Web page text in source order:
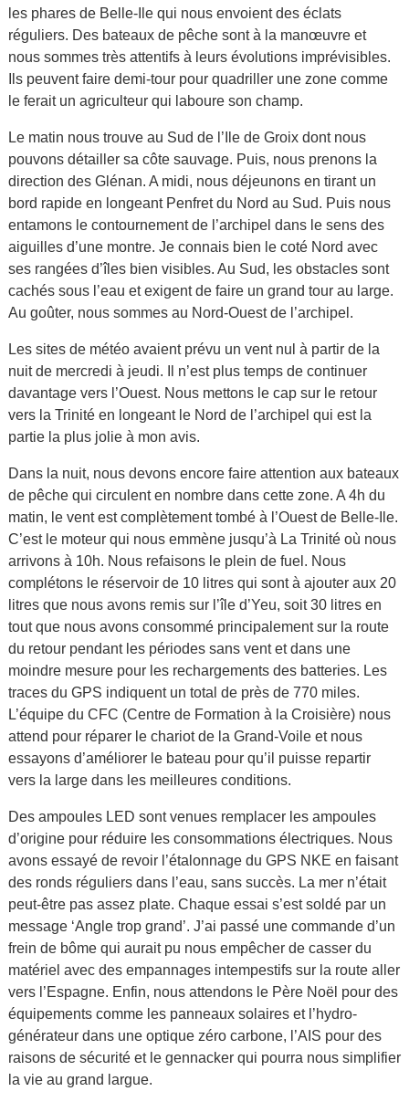
les phares de Belle-Ile qui nous envoient des éclats
réguliers. Des bateaux de pêche sont à la manœuvre et
nous sommes très attentifs à leurs évolutions imprévisibles.
Ils peuvent faire demi-tour pour quadriller une zone comme
le ferait un agriculteur qui laboure son champ.
Le matin nous trouve au Sud de l’Ile de Groix dont nous
pouvons détailler sa côte sauvage. Puis, nous prenons la
direction des Glénan. A midi, nous déjeunons en tirant un
bord rapide en longeant Penfret du Nord au Sud. Puis nous
entamons le contournement de l’archipel dans le sens des
aiguilles d’une montre. Je connais bien le coté Nord avec
ses rangées d’îles bien visibles. Au Sud, les obstacles sont
cachés sous l’eau et exigent de faire un grand tour au large.
Au goûter, nous sommes au Nord-Ouest de l’archipel.
Les sites de météo avaient prévu un vent nul à partir de la
nuit de mercredi à jeudi. Il n’est plus temps de continuer
davantage vers l’Ouest. Nous mettons le cap sur le retour
vers la Trinité en longeant le Nord de l’archipel qui est la
partie la plus jolie à mon avis.
Dans la nuit, nous devons encore faire attention aux bateaux
de pêche qui circulent en nombre dans cette zone. A 4h du
matin, le vent est complètement tombé à l’Ouest de Belle-Ile.
C’est le moteur qui nous emmène jusqu’à La Trinité où nous
arrivons à 10h. Nous refaisons le plein de fuel. Nous
complétons le réservoir de 10 litres qui sont à ajouter aux 20
litres que nous avons remis sur l’île d’Yeu, soit 30 litres en
tout que nous avons consommé principalement sur la route
du retour pendant les périodes sans vent et dans une
moindre mesure pour les rechargements des batteries. Les
traces du GPS indiquent un total de près de 770 miles.
L’équipe du CFC (Centre de Formation à la Croisière) nous
attend pour réparer le chariot de la Grand-Voile et nous
essayons d’améliorer le bateau pour qu’il puisse repartir
vers la large dans les meilleures conditions.
Des ampoules LED sont venues remplacer les ampoules
d’origine pour réduire les consommations électriques. Nous
avons essayé de revoir l’étalonnage du GPS NKE en faisant
des ronds réguliers dans l’eau, sans succès. La mer n’était
peut-être pas assez plate. Chaque essai s’est soldé par un
message ‘Angle trop grand’. J’ai passé une commande d’un
frein de bôme qui aurait pu nous empêcher de casser du
matériel avec des empannages intempestifs sur la route aller
vers l’Espagne. Enfin, nous attendons le Père Noël pour des
équipements comme les panneaux solaires et l’hydro-
générateur dans une optique zéro carbone, l’AIS pour des
raisons de sécurité et le gennacker qui pourra nous simplifier
la vie au grand largue.